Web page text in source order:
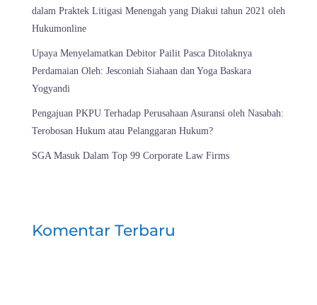
dalam Praktek Litigasi Menengah yang Diakui tahun 2021 oleh
Hukumonline
Upaya Menyelamatkan Debitor Pailit Pasca Ditolaknya
Perdamaian Oleh: Jesconiah Siahaan dan Yoga Baskara
Yogyandi
Pengajuan PKPU Terhadap Perusahaan Asuransi oleh Nasabah:
Terobosan Hukum atau Pelanggaran Hukum?
SGA Masuk Dalam Top 99 Corporate Law Firms
Komentar Terbaru